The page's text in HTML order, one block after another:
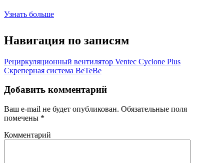
Узнать больше
Навигация по записям
Рециркуляционный вентилятор Ventec Cyclone Plus
Скреперная система BeTeBe
Добавить комментарий
Ваш e-mail не будет опубликован. Обязательные поля
помечены *
Комментарий